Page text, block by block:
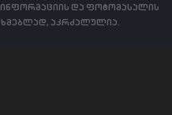
ინფორმაციის და ფოტომასალის
აკრძალულია.